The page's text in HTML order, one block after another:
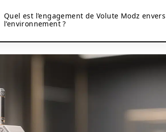
Quel est l’engagement de Volute Modz envers
l’environnement ?